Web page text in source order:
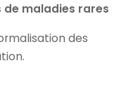
maladies rares
des